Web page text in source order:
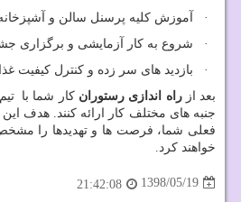
· آموزش کلیه پرسنل سالن و
· شروع به کار آزمایشی و برگزاری
· بازدید های سر زده و کنترل کیفیت
بعد ازراه اندازی رستورانکار شما با تیم
جنبه های مختلف کار ارائه کنند. هدف
فعلی شما، فرصت ها و تهدیدها را
خواهند کرد.
1398/05/19
21:42:08